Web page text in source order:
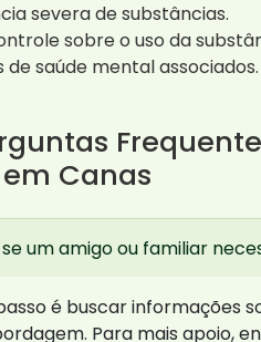
severa de substâncias.
sobre o uso da
de saúde mental associados.
Canas
um amigo ou familiar
é buscar informações
Para mais apoio,